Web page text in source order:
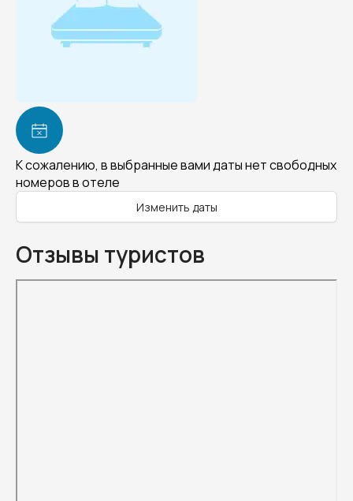
К сожалению, в выбранные вами даты нет свободных
номеров в отеле
Изменить даты
Отзывы туристов